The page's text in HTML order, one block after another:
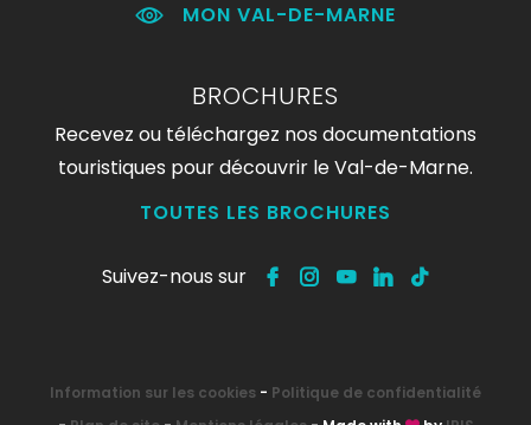
MON VAL-DE-MARNE
BROCHURES
Recevez ou téléchargez nos documentations
touristiques pour découvrir le Val-de-Marne.
TOUTES LES BROCHURES
Suivez-nous sur
Information sur les cookies - Politique de confidentialité